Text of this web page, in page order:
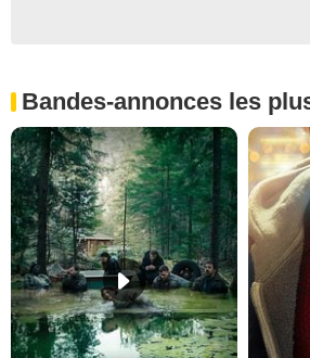
Bandes-annonces les